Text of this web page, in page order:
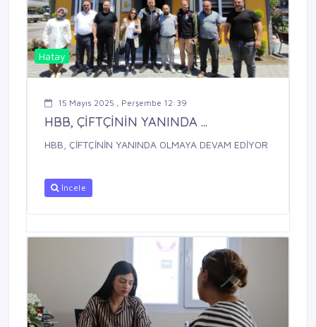
Hatay
15 Mayıs 2025 , Perşembe 12:39
HBB, ÇİFTÇİNİN YANINDA ...
HBB, ÇİFTÇİNİN YANINDA OLMAYA DEVAM EDİYOR
İncele